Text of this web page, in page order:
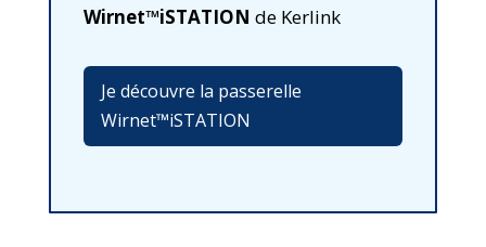
Wirnet™iSTATION de Kerlink
Je découvre la passerelle
Wirnet™iSTATION